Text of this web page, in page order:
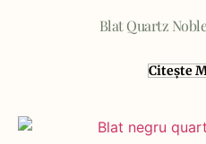
Blat Quartz
Citește